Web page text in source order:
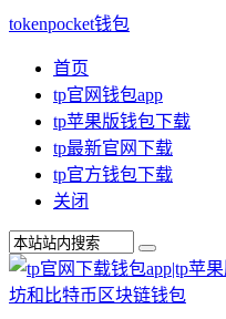
tokenpocket钱包
首页
tp官网钱包app
tp苹果版钱包下载
tp最新官网下载
tp官方钱包下载
关闭